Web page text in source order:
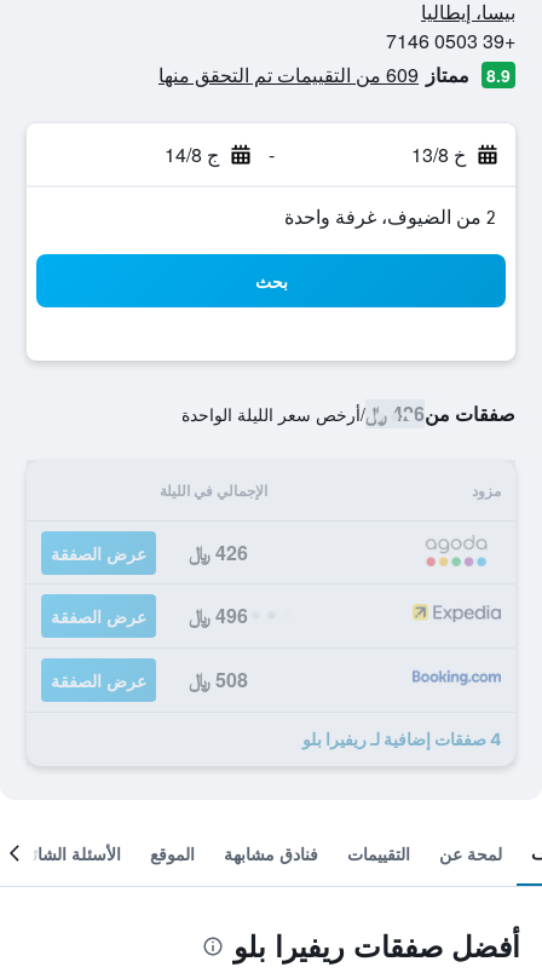
بيسا، إيطاليا
+39 0503 7146
8.9 ممتاز 609 من التقييمات تم التحقق منها
خ 13/8 - ج 14/8
2 من الضيوف، غرفة واحدة
بحث
صفقات من426 ﷼ /أرخص سعر الليلة الواحدة
مزود الإجمالي في الليلة
426 ﷼ عرض الصفقة
496 ﷼ عرض الصفقة
508 ﷼ عرض الصفقة
4 صفقات إضافية لـ ريفيرا بلو
لمحة عن التقييمات فنادق مشابهة الموقع الأسئلة الشائعة
أفضل صفقات ريفيرا بلو